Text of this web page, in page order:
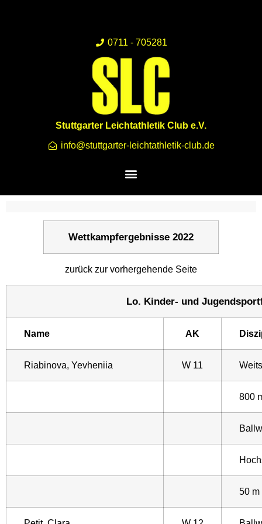
0711 - 705281
Stuttgarter Leichtathletik Club e.V.
info@stuttgarter-leichtathletik-club.de
Wettkampfergebnisse 2022
zurück zur vorhergehende Seite
Lo. Kinder- und
Name AK
Riabinova, Yevheniia W 11
800
50 m